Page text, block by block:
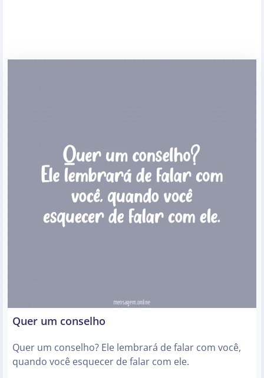
Quer um conselho
Quer um conselho? Ele lembrará de falar com você,
quando você esquecer de falar com ele.